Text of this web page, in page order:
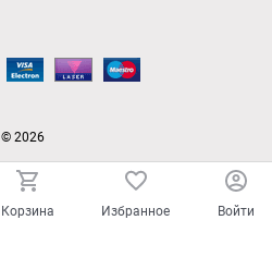
© 2026
Корзина Избранное Войти